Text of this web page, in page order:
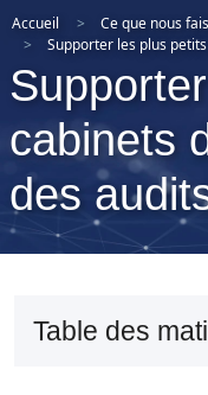
Accueil
Ce que nous
Supporter les plus
cabinets
des
Table des